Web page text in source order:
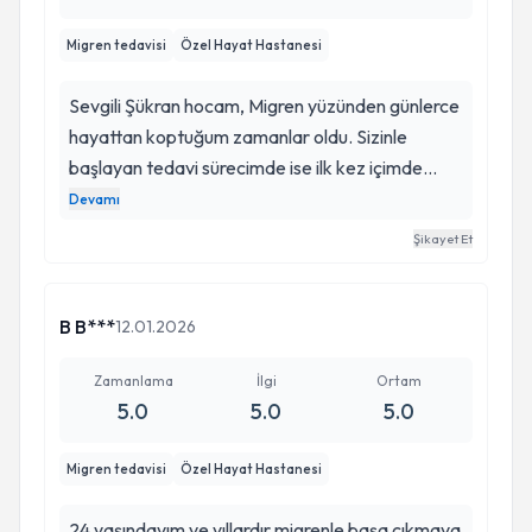
Migren tedavisi Özel Hayat Hastanesi
Sevgili Şükran hocam, Migren yüzünden günlerce
hayattan koptuğum zamanlar oldu. Sizinle
başlayan tedavi sürecimde ise ilk kez içimde
gerçek bir umut oluştu. İlginiz, güler yüzünüz ve
her doktor yaşatamıyor. Migren ağrılarının
götürdüğünü yaşayan bilir… Uzun zamandır
denemediğim şey kalmamıştı. Ama sayesinde ilk
hissettim. Her kontrolde ilgisi, detaylı yaklaşımı
Devamı
Şikayet Et
B B***12.01.2026
Zamanlama
5.0
İlgi
5.0
Ortam
5.0
Migren tedavisi Özel Hayat Hastanesi